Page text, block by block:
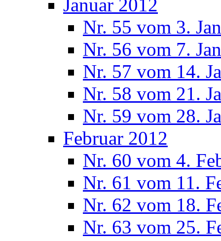
Januar 2012
Nr. 55 vom 3.
Nr. 56 vom 7.
Nr. 57 vom 14.
Nr. 58 vom 21.
Nr. 59 vom 28.
Februar 2012
Nr. 60 vom 4.
Nr. 61 vom 11.
Nr. 62 vom 18.
Nr. 63 vom 25.